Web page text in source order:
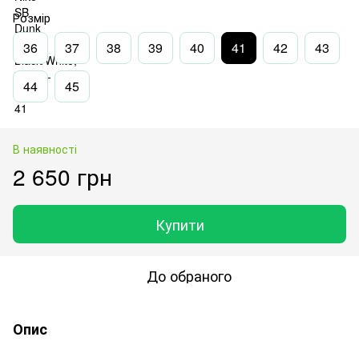
Розмір
36 37 38 39 40 41 42 43
44 45
В наявності
2 650 грн
Купити
До обраного
Опис